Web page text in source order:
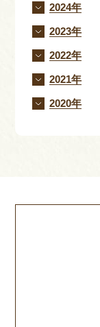
2024年
2023年
2022年
2021年
2020年